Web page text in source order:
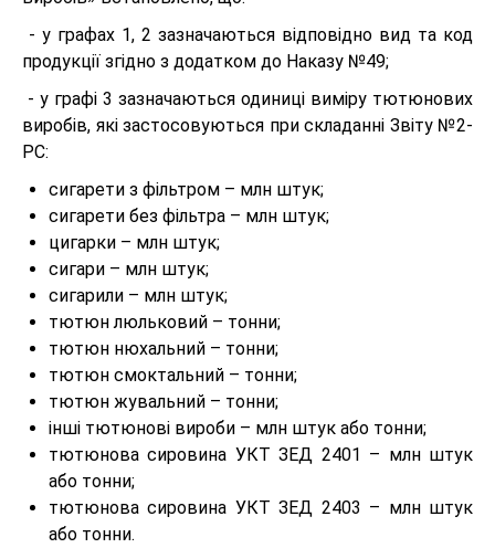
- у графах 1, 2 зазначаються відповідно вид та код
продукції згідно з додатком до Наказу №49;
- у графі 3 зазначаються одиниці виміру тютюнових
виробів, які застосовуються при складанні Звіту №2-
РС:
сигарети з фільтром – млн штук;
сигарети без фільтра – млн штук;
цигарки – млн штук;
сигари – млн штук;
сигарили – млн штук;
тютюн люльковий – тонни;
тютюн нюхальний – тонни;
тютюн смоктальний – тонни;
тютюн жувальний – тонни;
інші тютюнові вироби – млн штук або тонни;
тютюнова сировина УКТ ЗЕД 2401 – млн штук
або тонни;
тютюнова сировина УКТ ЗЕД 2403 – млн штук
або тонни.